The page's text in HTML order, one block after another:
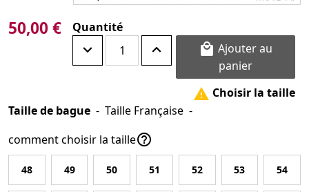
50,00 € Quantité
 Ajouter au
panier
 Choisir la taille
Taille de bague - Taille Française -
comment choisir la taille
48 49 50 51 52 53 54